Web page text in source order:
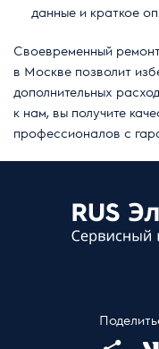
данные и краткое
Своевременный
в Москве позволит
дополнительных
к нам, вы получите
профессионалов с